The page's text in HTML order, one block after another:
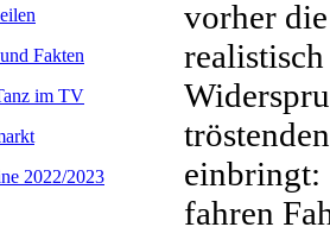
Fakten
im TV
2022/2023
vorher
einbringt:
fahren